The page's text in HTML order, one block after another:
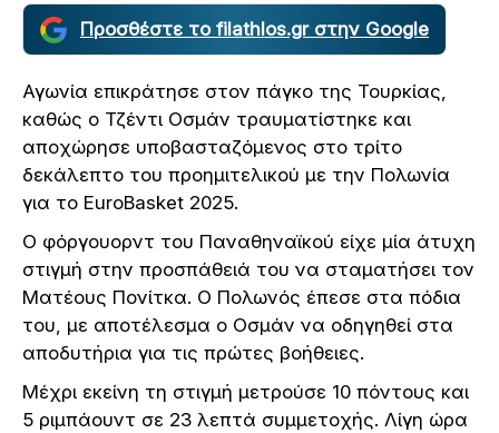
Προσθέστε το filathlos.gr στην Google
Αγωνία επικράτησε στον πάγκο της Τουρκίας,
καθώς ο Τζέντι Οσμάν τραυματίστηκε και
αποχώρησε υποβασταζόμενος στο τρίτο
δεκάλεπτο του προημιτελικού με την Πολωνία
για το EuroBasket 2025.
Ο φόργουορντ του Παναθηναϊκού είχε μία άτυχη
στιγμή στην προσπάθειά του να σταματήσει τον
Ματέους Πονίτκα. Ο Πολωνός έπεσε στα πόδια
του, με αποτέλεσμα ο Οσμάν να οδηγηθεί στα
αποδυτήρια για τις πρώτες βοήθειες.
Μέχρι εκείνη τη στιγμή μετρούσε 10 πόντους και
5 ριμπάουντ σε 23 λεπτά συμμετοχής. Λίγη ώρα